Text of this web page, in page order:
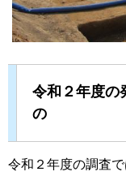
令和２年度の
の
令和２年度の調査